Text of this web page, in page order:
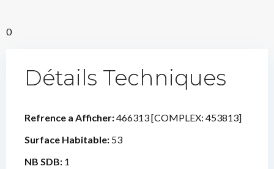
0
Détails Techniques
Refrence a Afficher:466313 [COMPLEX: 453813]
Surface Habitable: 53
NB SDB: 1